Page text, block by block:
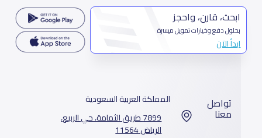
ابحث، قارن، واحجز
بحلول دفع وخيارات تمويل ميسرة
ابدأ الآن
تواصل
معنا
المملكة العربية السعودية
7899 طريق الثمامة، حي الربيع،
الرياض 11564